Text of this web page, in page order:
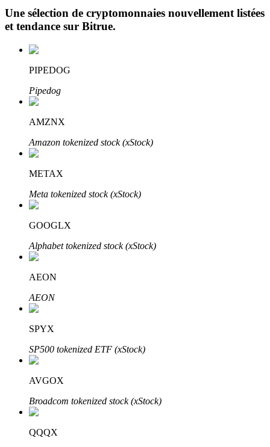
Investissement automobile
Obtenez des bénéfices à long terme et des intérêts flexibles
Apprenez le Staking
Découvrez comment gagner un revenu passif
Bitrue
Partenaires Bitrue
Une sélection de cryptomonnaies nouvellement listées
et tendance sur Bitrue.
PIPEDOG
Pipedog
AMZNX
Amazon tokenized stock (xStock)
METAX
Meta tokenized stock (xStock)
GOOGLX
Alphabet tokenized stock (xStock)
AEON
AEON
SPYX
SP500 tokenized ETF (xStock)
AVGOX
Broadcom tokenized stock (xStock)
QQQX